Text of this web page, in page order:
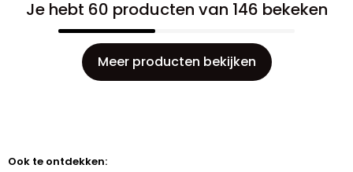
Je hebt 60 producten van 146 bekeken
Meer producten bekijken
Ook te ontdekken: